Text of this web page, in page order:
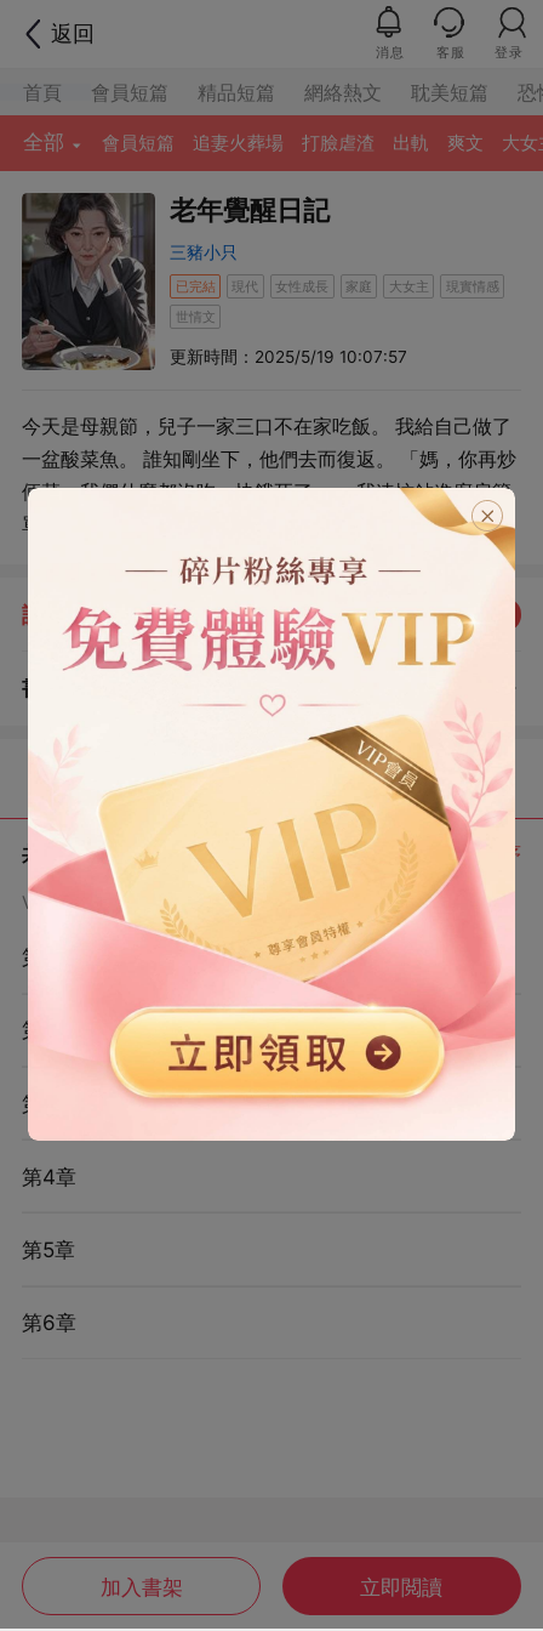
返回
消息 客服 登录
首頁 會員短篇 精品短篇 網絡熱文 耽美短篇 恐
全部 會員短篇 追妻火葬場 打臉虐渣 出軌 爽文 大女
老年覺醒日記
三豬小只
已完結 現代 女性成長 家庭 大女主
現實情感
世情文
更新時間：2025/5/19 10:07:57
今天是母親節，兒子一家三口不在家吃飯。 我給自己做了
一盆酸菜魚。 誰知剛坐下，他們去而復返。 「媽，你再炒
倆菜，我們什麼都沒吃，快餓死了。」 我連忙鉆進廚房簡
單做了一道西紅柿炒蛋，一道青椒土豆絲還有一碗菊花腦
湯。 端上桌時，孫子嫌太素鬧著要吃樓下的烤鴨，非讓我
去買。 我排了半個多小時的隊買回來時，他們已經吃得差
不多了。 孫子滿臉不高興：「奶奶，你怎麼那麼慢啊？跑
腿這麼簡單的小事都做不好，你真當讓你住我家是來享福
的啊？」 「早知道剛才還不如在外婆家讓爸點外賣吃！」
兒媳婦仿佛沒聽見，一邊夾菜一邊看手機，頭都沒抬。 兒
子沖我心虛笑笑，招呼我過去吃飯。 看著那盆挑挑揀揀只
剩酸菜的酸菜魚。 我突然不想伺候了。 以后他們愛咋咋
地！
加入書架 立即閲讀
評分：5.0 點我評分
書評
共 6 章 正序
VIP章節可通過金幣購買提前點讀
第1章
第2章
第3章
第4章
第5章
第6章